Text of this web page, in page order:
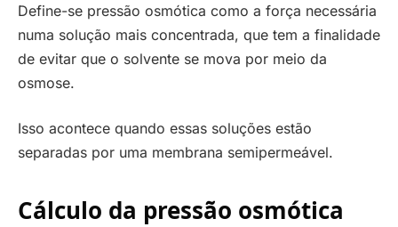
Define-se pressão osmótica como a força necessária
numa solução mais concentrada, que tem a finalidade
de evitar que o solvente se mova por meio da
osmose.
Isso acontece quando essas soluções estão
separadas por uma membrana semipermeável.
Cálculo da pressão osmótica